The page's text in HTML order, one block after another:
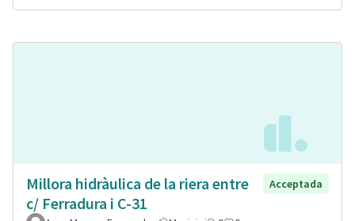
Millora hidràulica de la riera entre
c/ Ferradura i C-31
Acceptada